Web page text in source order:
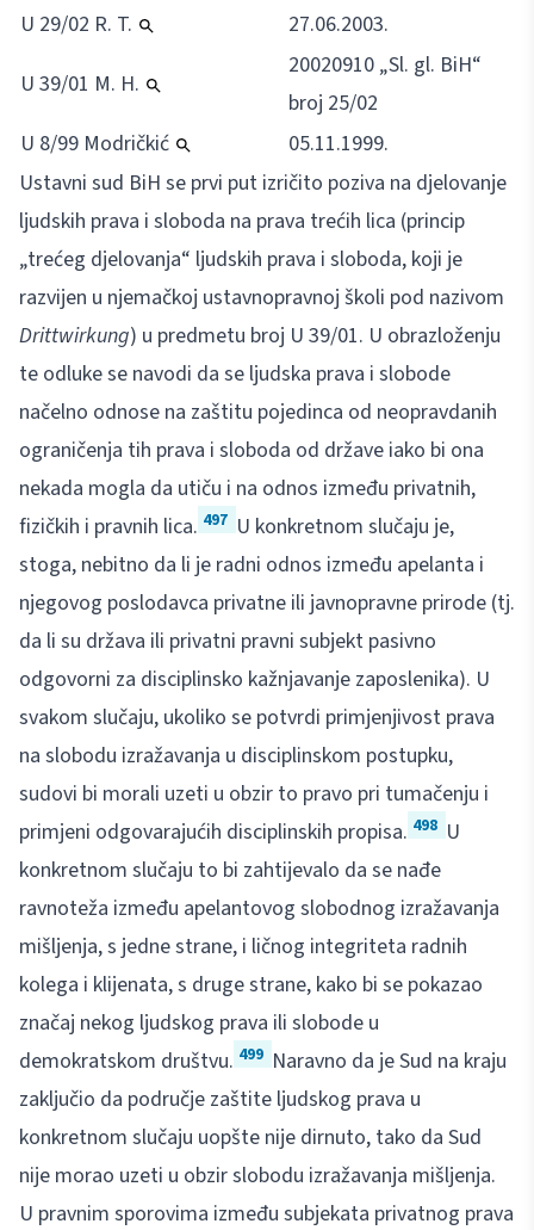
U 29/02 R. T.
27.06.2003.
U 39/01 M. H.
20020910 „Sl. gl. BiH“
broj 25/02
U 8/99 Modričkić
05.11.1999.
Ustavni sud BiH se prvi put izričito poziva na djelovanje
ljudskih prava i sloboda na prava trećih lica (princip
„trećeg djelovanja“ ljudskih prava i sloboda, koji je
razvijen u njemačkoj ustavnopravnoj školi pod nazivom
Drittwirkung) u predmetu broj U 39/01. U obrazloženju
te odluke se navodi da se ljudska prava i slobode
načelno odnose na zaštitu pojedinca od neopravdanih
ograničenja tih prava i sloboda od države iako bi ona
nekada mogla da utiču i na odnos između privatnih,
fizičkih i pravnih lica. 497 U konkretnom slučaju je,
stoga, nebitno da li je radni odnos između apelanta i
njegovog poslodavca privatne ili javnopravne prirode (tj.
da li su država ili privatni pravni subjekt pasivno
odgovorni za disciplinsko kažnjavanje zaposlenika). U
svakom slučaju, ukoliko se potvrdi primjenjivost prava
na slobodu izražavanja u disciplinskom postupku,
sudovi bi morali uzeti u obzir to pravo pri tumačenju i
primjeni odgovarajućih disciplinskih propisa. 498 U
konkretnom slučaju to bi zahtijevalo da se nađe
ravnoteža između apelantovog slobodnog izražavanja
mišljenja, s jedne strane, i ličnog integriteta radnih
kolega i klijenata, s druge strane, kako bi se pokazao
značaj nekog ljudskog prava ili slobode u
demokratskom društvu. 499 Naravno da je Sud na kraju
zaključio da područje zaštite ljudskog prava u
konkretnom slučaju uopšte nije dirnuto, tako da Sud
nije morao uzeti u obzir slobodu izražavanja mišljenja.
U pravnim sporovima između subjekata privatnog prava